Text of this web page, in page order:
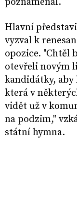
Hlavní
vyzval k
opozice. "Chtěl
otevřeli novým
kandidátky,
která v
vidět už v
na podzim,"
státní hymna.